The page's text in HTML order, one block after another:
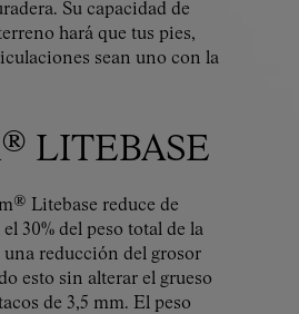
Su capacidad de
hará que tus pies,
sean uno con la
LITEBASE
Litebase reduce de
30% del peso total de la
una reducción del grosor
esto sin alterar el grueso
de 3,5 mm. El peso